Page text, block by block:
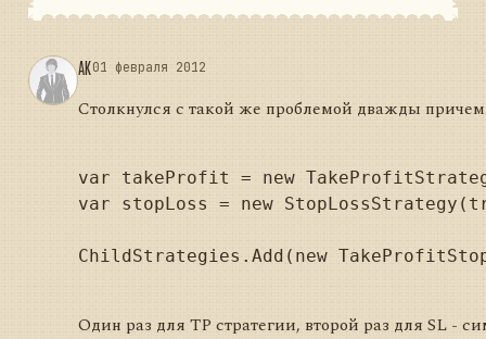
AK01 февраля 2012
Столкнулся с такой же проблемой дважды причем
var takeProfit = new
var stopLoss = new
ChildStrategies.Add(new
Один раз для TP стратегии, второй раз для SL -